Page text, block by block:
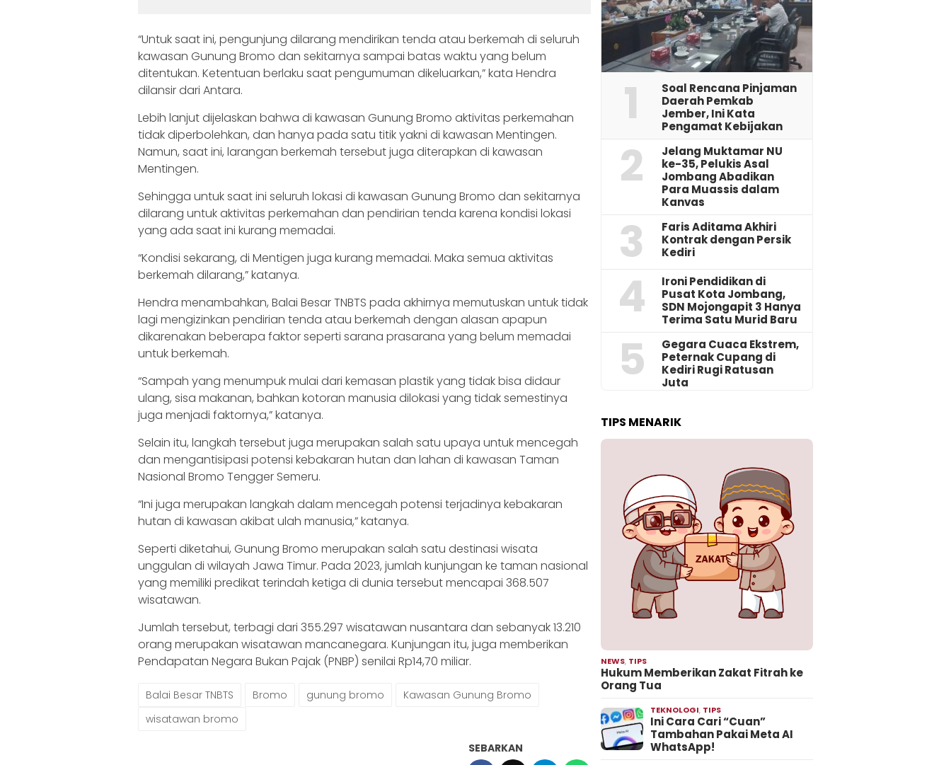
“Untuk saat ini, pengunjung dilarang mendirikan tenda atau berkemah di seluruh
kawasan Gunung Bromo dan sekitarnya sampai batas waktu yang belum
ditentukan. Ketentuan berlaku saat pengumuman dikeluarkan,” kata Hendra
dilansir dari Antara.
Lebih lanjut dijelaskan bahwa di kawasan Gunung Bromo aktivitas perkemahan
tidak diperbolehkan, dan hanya pada satu titik yakni di kawasan Mentingen.
Namun, saat ini, larangan berkemah tersebut juga diterapkan di kawasan
Mentingen.
Sehingga untuk saat ini seluruh lokasi di kawasan Gunung Bromo dan sekitarnya
dilarang untuk aktivitas perkemahan dan pendirian tenda karena kondisi lokasi
yang ada saat ini kurang memadai.
“Kondisi sekarang, di Mentigen juga kurang memadai. Maka semua aktivitas
berkemah dilarang,” katanya.
Hendra menambahkan, Balai Besar TNBTS pada akhirnya memutuskan untuk tidak
lagi mengizinkan pendirian tenda atau berkemah dengan alasan apapun
dikarenakan beberapa faktor seperti sarana prasarana yang belum memadai
untuk berkemah.
“Sampah yang menumpuk mulai dari kemasan plastik yang tidak bisa didaur
ulang, sisa makanan, bahkan kotoran manusia dilokasi yang tidak semestinya
juga menjadi faktornya,” katanya.
Selain itu, langkah tersebut juga merupakan salah satu upaya untuk mencegah
dan mengantisipasi potensi kebakaran hutan dan lahan di kawasan Taman
Nasional Bromo Tengger Semeru.
“Ini juga merupakan langkah dalam mencegah potensi terjadinya kebakaran
hutan di kawasan akibat ulah manusia,” katanya.
Seperti diketahui, Gunung Bromo merupakan salah satu destinasi wisata
unggulan di wilayah Jawa Timur. Pada 2023, jumlah kunjungan ke taman nasional
yang memiliki predikat terindah ketiga di dunia tersebut mencapai 368.507
wisatawan.
Jumlah tersebut, terbagi dari 355.297 wisatawan nusantara dan sebanyak 13.210
orang merupakan wisatawan mancanegara. Kunjungan itu, juga memberikan
Pendapatan Negara Bukan Pajak (PNBP) senilai Rp14,70 miliar.
Balai Besar TNBTS Bromo gunung bromo
Kawasan Gunung Bromo
wisatawan bromo
SEBARKAN
1
‎Soal Rencana Pinjaman
Daerah Pemkab
Jember, Ini Kata
Pengamat Kebijakan ‎
2
Jelang Muktamar NU
ke-35, Pelukis Asal
Jombang Abadikan
Para Muassis dalam
Kanvas
3
Faris Aditama Akhiri
Kontrak dengan Persik
Kediri
4
Ironi Pendidikan di
Pusat Kota Jombang,
SDN Mojongapit 3 Hanya
Terima Satu Murid Baru
5
‎Gegara Cuaca Ekstrem,
Peternak Cupang di
Kediri Rugi Ratusan
Juta
TIPS MENARIK
NEWS, TIPS
Hukum Memberikan Zakat Fitrah ke
Orang Tua
TEKNOLOGI, TIPS
Ini Cara Cari “Cuan”
Tambahan Pakai Meta AI
WhatsApp!